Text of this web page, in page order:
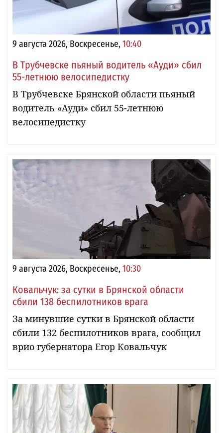
9 августа 2026, Воскресенье, 10:40
В Трубчевске пьяный водитель «Ауди» сбил
55-летнюю велосипедистку
В Трубчевске Брянской области пьяный
водитель «Ауди» сбил 55-летнюю
велосипедистку
9 августа 2026, Воскресенье, 10:30
Ковальчук: за сутки в Брянской области
сбили 138 беспилотников врага
За минувшие сутки в Брянской области
сбили 132 беспилотников врага, сообщил
врио губернатора Егор Ковальчук